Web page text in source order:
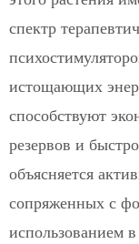
спектр
истощающих
способствуют
резервов и
объясняется
сопряженных с
использованием в